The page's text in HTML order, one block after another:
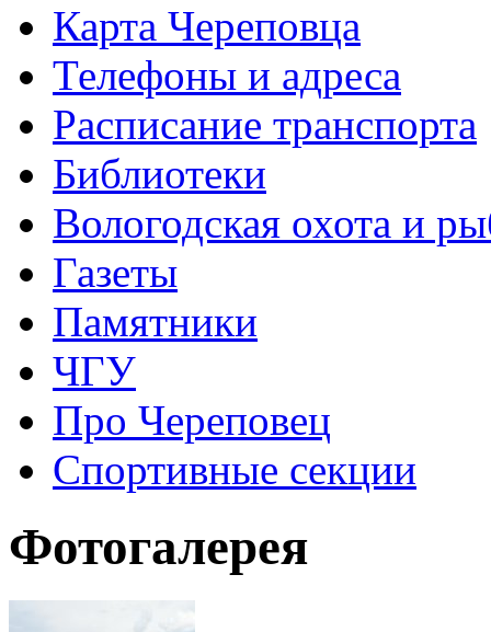
Карта Череповца
Телефоны и адреса
Расписание транспорта
Библиотеки
Вологодская охота и
Газеты
Памятники
ЧГУ
Про Череповец
Спортивные секции
Фотогалерея